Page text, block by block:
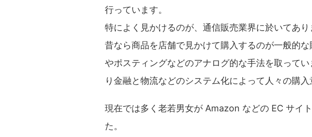
行っています。
特によく見かけるのが、通信販売業界に於いてあり
昔なら商品を店舗で見かけて購入するのが一般的
やポスティングなどのアナログ的な手法を取って
り金融と物流などのシステム化によって人々の購
現在では多く老若男女が Amazon などの EC サイ
た。